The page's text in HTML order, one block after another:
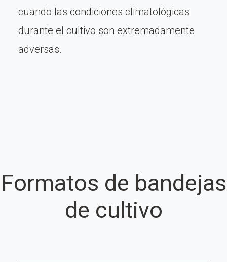
cuando las condiciones climatológicas
durante el cultivo son extremadamente
adversas.
Formatos de bandejas
de cultivo